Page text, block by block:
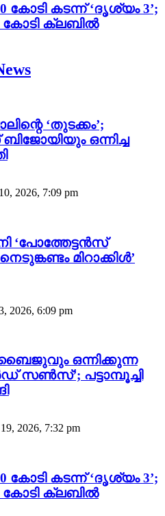
കോടി കടന്ന് ‘ദൃശ്യം 3’;
ക്ലബിൽ
‘തുടക്കം’;
ഒന്നിച്ച
2026, 7:09 pm
‘പോത്തേട്ടൻസ്
മിറാക്കിൾ’
2026, 6:09 pm
ഒന്നിക്കുന്ന
സൺസ്’; പട്ടാമ്പൂച്ചി
2026, 7:32 pm
കോടി കടന്ന് ‘ദൃശ്യം 3’;
ക്ലബിൽ